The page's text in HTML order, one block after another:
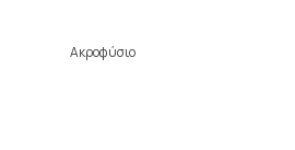
Ακροφύσιο